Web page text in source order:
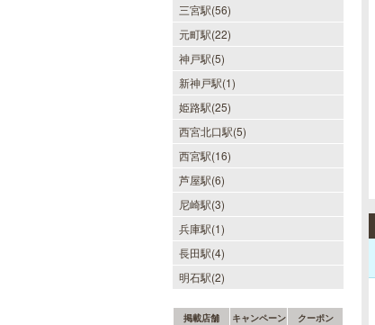
三宮駅(56)
元町駅(22)
神戸駅(5)
新神戸駅(1)
姫路駅(25)
西宮北口駅(5)
西宮駅(16)
芦屋駅(6)
尼崎駅(3)
兵庫駅(1)
長田駅(4)
明石駅(2)
掲載店舗 キャンペーン クーポン